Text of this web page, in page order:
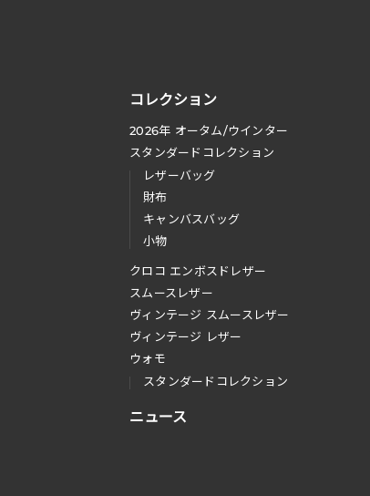
コレクション
2026年 オータム/ウインター
スタンダードコレクション
レザーバッグ
財布
キャンバスバッグ
小物
クロコ エンボスドレザー
スムースレザー
ヴィンテージ スムースレザー
ヴィンテージ レザー
ウォモ
スタンダードコレクション
ニュース